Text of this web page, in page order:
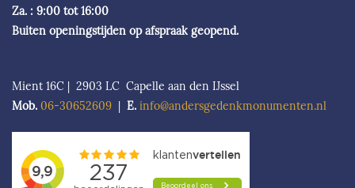
Za. : 9:00 tot 16:00
Buiten openingstijden op afspraak geopend.
Mient 16C | 2903 LC Capelle aan den IJssel
Mob. 06-30652609 E. info@andersgedenkmonumenten.nl